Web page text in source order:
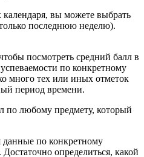
вы можете выбрать
последнюю неделю).
посмотреть средний балл в
по конкретному
много тех или иных отметок
период времени.
по любому предмету, который
данные по конкретному
определиться, какой